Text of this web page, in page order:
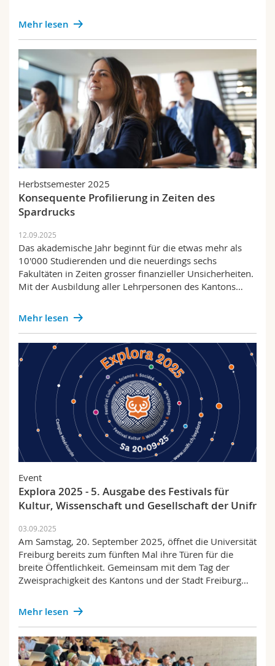
Mehr lesen
Herbstsemester 2025
Konsequente Profilierung in Zeiten des
Spardrucks
12.09.2025
Das akademische Jahr beginnt für die etwas mehr als
10'000 Studierenden und die neuerdings sechs
Fakultäten in Zeiten grosser finanzieller Unsicherheiten.
Mit der Ausbildung aller Lehrpersonen des Kantons…
Mehr lesen
Event
Explora 2025 - 5. Ausgabe des Festivals für
Kultur, Wissenschaft und Gesellschaft der Unifr
03.09.2025
Am Samstag, 20. September 2025, öffnet die Universität
Freiburg bereits zum fünften Mal ihre Türen für die
breite Öffentlichkeit. Gemeinsam mit dem Tag der
Zweisprachigkeit des Kantons und der Stadt Freiburg…
Mehr lesen